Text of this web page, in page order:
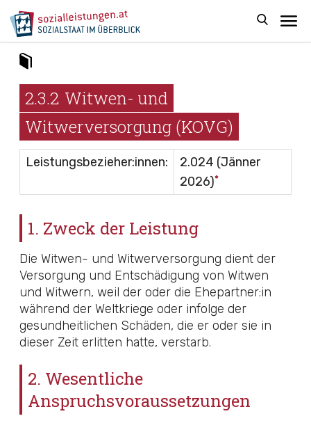
2.3.2 Witwen- und
Witwerversorgung (KOVG)
Leistungsbezieher:innen:
2.024 (Jänner
2026)*
1. Zweck der Leistung
Die Witwen- und Witwerversorgung dient der
Versorgung und Entschädigung von Witwen
und Witwern, weil der oder die Ehepartner:in
während der Weltkriege oder infolge der
gesundheitlichen Schäden, die er oder sie in
dieser Zeit erlitten hatte, verstarb.
2. Wesentliche
Anspruchsvoraussetzungen